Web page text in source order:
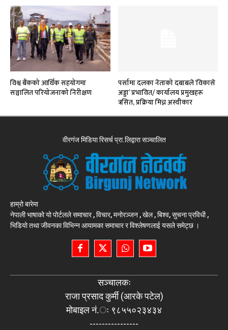
विश्व बैंकको आर्थिक सहयोगमा
सञ्चालित परियोजनाको निरीक्षण
पर्सामा दलका नेताको दबाबले ‘विकासे
अड्डा’ प्रभावित/ कार्यालय प्रमुखहरू
त्रसित, प्रक्रिया मिच्न अस्वीकार
वीरगंज मिडिया रिसर्च प्रा.लिद्वारा सञ्चालित
हाम्रो बारेमा
नेपाली भाषाको यो पोर्टलले समाचार , विचार, मनोरञ्जन , खेल , बिश्व, सुचना प्रविधी ,
भिडियो तथा जीवनका विभिन्न आयामका समाचार र विश्लेषणलाई यसले समेट्छ ।
सञ्चालकः
राजा प्रसाद कुर्मी (आरके पटेल)
मोबाइल नं.ः ९८५५०२३४३४
----------------